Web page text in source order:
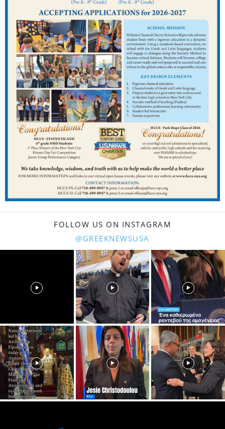
FOLLOW US ON INSTAGRAM
@GREEKNEWSUSA